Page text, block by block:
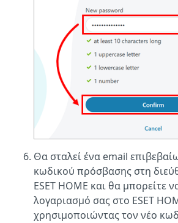
Θα σταλεί ένα email
κωδικού πρόσβασης στη
ESET HOME και θα μπορείτε
λογαριασμό σας στο ESET
χρησιμοποιώντας τον νέο